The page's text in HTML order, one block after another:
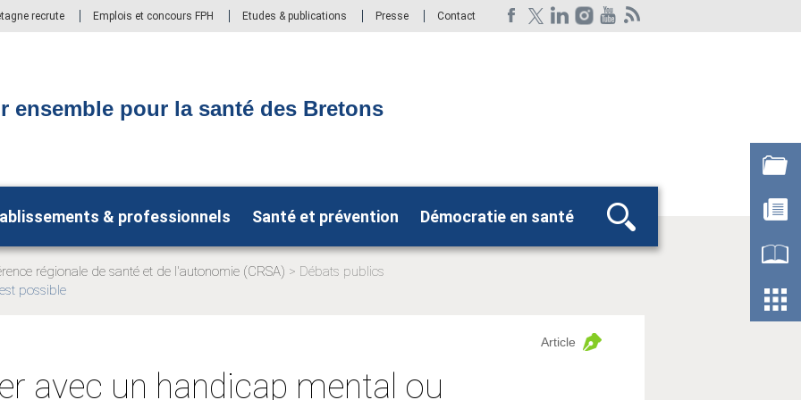
recrute Emplois et concours FPH Etudes & publications Presse Contact
ensemble pour la santé des Bretons
& professionnels Santé et prévention Démocratie en santé
Rechercher
régionale de santé et de l'autonomie (CRSA) Débats publics
possible
avec un handicap mental ou
Article